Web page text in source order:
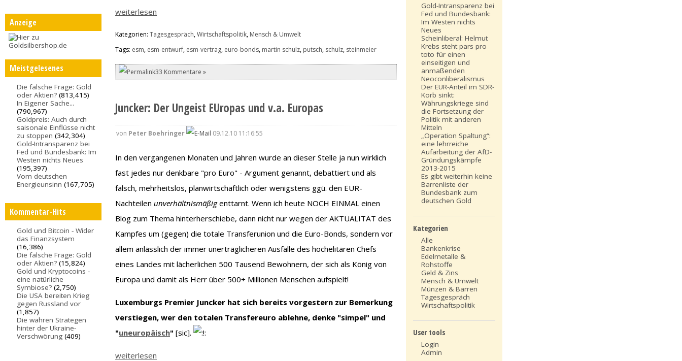
Anzeige
Meistgelesenes
Die falsche Frage: Gold
oder Aktien? (813,415)
In Eigener Sache...
(790,967)
Goldpreis: Auch durch
saisonale Einflüsse nicht
zu stoppen (342,304)
Gold-Intransparenz bei
Fed und Bundesbank: Im
Westen nichts Neues
(195,397)
Vom deutschen
Energieunsinn (167,705)
Kommentar-Hits
Gold und Bitcoin - Wider
das Finanzsystem
(16,386)
Die falsche Frage: Gold
oder Aktien? (15,824)
Gold und Kryptocoins -
eine natürliche
Symbiose? (2,750)
Die USA bereiten Krieg
gegen Russland vor
(1,857)
Die wahren Strategen
hinter der Ukraine-
Verschwörung (409)
weiterlesen
Kategorien:Tagesgespräch,Wirtschaftspolitik, Mensch & Umwelt
Tags: esm, esm-entwurf, esm-vertrag, euro-bonds, martin schulz, putsch, schulz, steinmeier
33 Kommentare »
Juncker: Der Ungeist EUropas und v.a. Europas
von Peter Boehringer 09.12.10 11:16:55
In den vergangenen Monaten und Jahren wurde an dieser Stelle ja nun wirklich
fast jedes nur denkbare "pro Euro" - Argument genannt, debattiert und als
falsch, mehrheitslos, planwirtschaftlich oder wenigstens ggü. den EUR-
Nachteilenunverhältnismäßigenttarnt. Wenn ich heute NOCH EINMAL einen
Blog zum Thema hinterherschiebe, dann nicht nur wegen der AKTUALITÄT des
Kampfes um (gegen) die totale Transferunion und die Euro-Bonds, sondern vor
allem anlässlich der immer unerträglicheren Ausfälle des hochelitären Chefs
eines Landes mit lächerlichen 500 Tausend Bewohnern, der sich als König von
Europa und damit als Herr über 500+ Millionen Menschen aufspielt!
Luxemburgs Premier Juncker hat sich bereits vorgestern zur Bemerkung
verstiegen, wer den totalen Transfereuro ablehne, denke "simpel" und
"uneuropäisch" [sic].
weiterlesen
Gold-Intransparenz bei
Fed und Bundesbank:
Im Westen nichts
Neues
Scheinliberal: Helmut
Krebs steht pars pro
toto für einen
einseitigen und
anmaßenden
Neoconliberalismus
Der EUR-Anteil im SDR-
Korb sinkt:
Währungskriege sind
die Fortsetzung der
Politik mit anderen
Mitteln
„Operation Spaltung“:
eine lehrreiche
Aufarbeitung der AfD-
Gründungskämpfe
2013-2015
Es gibt weiterhin keine
Barrenliste der
Bundesbank zum
deutschen Gold
Kategorien
Alle
Bankenkrise
Edelmetalle &
Rohstoffe
Geld & Zins
Mensch & Umwelt
Münzen & Barren
Tagesgespräch
Wirtschaftspolitik
User tools
Login
Admin